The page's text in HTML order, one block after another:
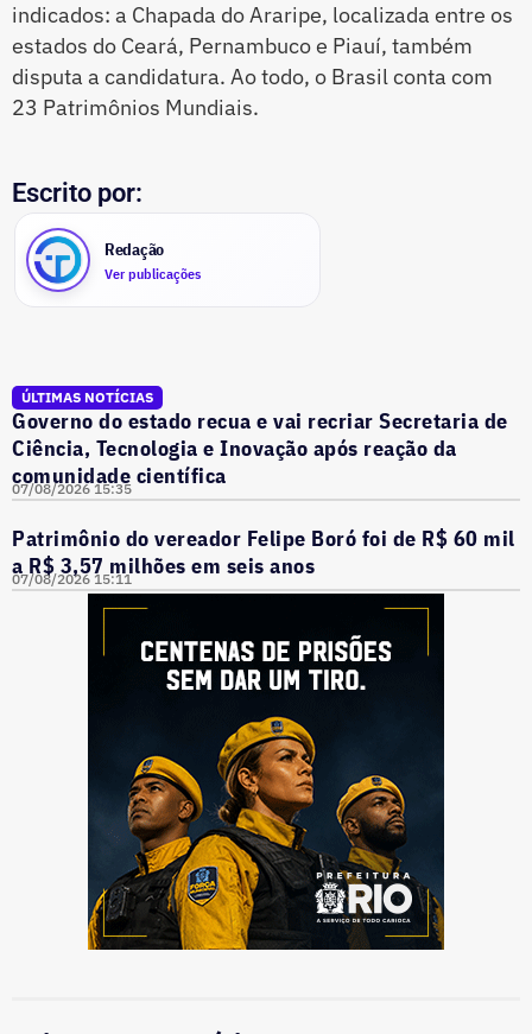
indicados: a Chapada do Araripe, localizada entre os
estados do Ceará, Pernambuco e Piauí, também
disputa a candidatura. Ao todo, o Brasil conta com
23 Patrimônios Mundiais.
Escrito por:
Redação
Ver publicações
ÚLTIMAS NOTÍCIAS
Governo do estado recua e vai recriar Secretaria de
Ciência, Tecnologia e Inovação após reação da
comunidade científica
07/08/2026 15:35
Patrimônio do vereador Felipe Boró foi de R$ 60 mil
a R$ 3,57 milhões em seis anos
07/08/2026 15:11